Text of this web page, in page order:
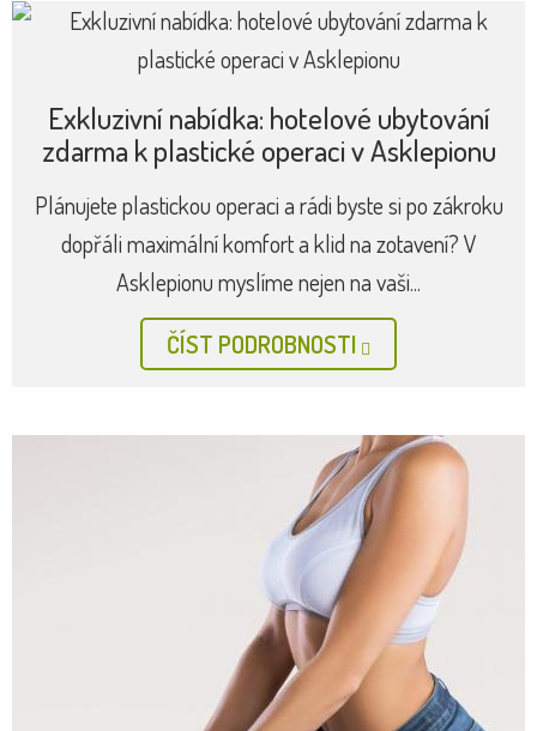
Exkluzivní nabídka: hotelové ubytování
zdarma k plastické operaci v Asklepionu
Plánujete plastickou operaci a rádi byste si po zákroku
dopřáli maximální komfort a klid na zotavení? V
Asklepionu myslíme nejen na vaši...
ČÍST PODROBNOSTI